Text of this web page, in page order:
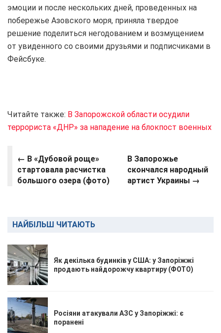
эмоции и после нескольких дней, проведенных на
побережье Азовского моря, приняла твердое
решение поделиться негодованием и возмущением
от увиденного со своими друзьями и подписчиками в
Фейсбуке.
Читайте также: В Запорожской области осудили
террориста «ДНР» за нападение на блокпост военных
← В «Дубовой роще»
стартовала расчистка
большого озера (фото)
В Запорожье
скончался народный
артист Украины →
НАЙБІЛЬШ ЧИТАЮТЬ
Як декілька будинків у США: у Запоріжжі
продають найдорожчу квартиру (ФОТО)
Росіяни атакували АЗС у Запоріжжі: є
поранені